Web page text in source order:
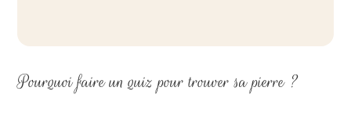
Pourquoi faire un quiz pour trouver sa pierre ?